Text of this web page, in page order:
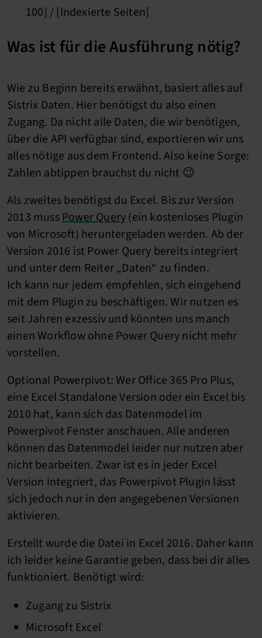
100] / [Indexierte Seiten]
Was ist für die Ausführung nötig?
Wie zu Beginn bereits erwähnt, basiert alles auf
Sistrix Daten. Hier benötigst du also einen
Zugang. Da nicht alle Daten, die wir benötigen,
über die API verfügbar sind, exportieren wir uns
alles nötige aus dem Frontend. Also keine Sorge:
Zahlen abtippen brauchst du nicht 😉
Als zweites benötigst du Excel. Bis zur Version
2013 mussPower Query (ein kostenloses Plugin
von Microsoft) heruntergeladen werden. Ab der
Version 2016 ist Power Query bereits integriert
und unter dem Reiter „Daten“ zu finden.
Ich kann nur jedem empfehlen, sich eingehend
mit dem Plugin zu beschäftigen. Wir nutzen es
seit Jahren exzessiv und könnten uns manch
einen Workflow ohne Power Query nicht mehr
vorstellen.
Optional Powerpivot: Wer Office 365 Pro Plus,
eine Excel Standalone Version oder ein Excel bis
2010 hat, kann sich das Datenmodel im
Powerpivot Fenster anschauen. Alle anderen
können das Datenmodel leider nur nutzen aber
nicht bearbeiten. Zwar ist es in jeder Excel
Version integriert, das Powerpivot Plugin lässt
sich jedoch nur in den angegebenen Versionen
aktivieren.
Erstellt wurde die Datei in Excel 2016. Daher kann
ich leider keine Garantie geben, dass bei dir alles
funktioniert. Benötigt wird:
Zugang zu Sistrix
Microsoft Excel